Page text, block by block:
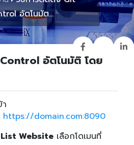
อัตโนมัต...
อัตโนมัติ โดย
https://domain.com:8090
List Website เลือกโดเมนที่